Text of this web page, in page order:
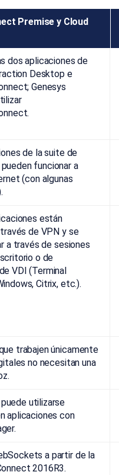
Premise y Cloud
dos aplicaciones de
Desktop e
Genesys
de la suite de
funcionar a
(con algunas
están
de VPN y se
a través de sesiones
o de
VDI (Terminal
Citrix, etc.).
trabajen únicamente
no necesitan una
utilizarse
aplicaciones con
a partir de la
2016R3.